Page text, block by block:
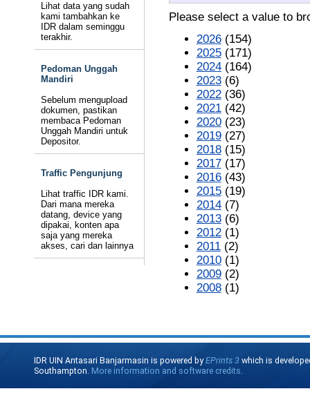
Lihat data yang sudah
kami tambahkan ke
IDR dalam seminggu
terakhir.
Pedoman Unggah
Mandiri
Sebelum mengupload
dokumen, pastikan
membaca Pedoman
Unggah Mandiri untuk
Depositor.
Traffic Pengunjung
Lihat traffic IDR kami.
Dari mana mereka
datang, device yang
dipakai, konten apa
saja yang mereka
akses, cari dan lainnya
Please select a value to
2026(154)
2025(171)
2024(164)
2023(6)
2022(36)
2021(42)
2020(23)
2019(27)
2018(15)
2017(17)
2016(43)
2015(19)
2014(7)
2013(6)
2012(1)
2011(2)
2010(1)
2009(2)
2008(1)
IDR UIN Antasari Banjarmasin is powered byEPrints 3 which is
Southampton. More information and software credits.